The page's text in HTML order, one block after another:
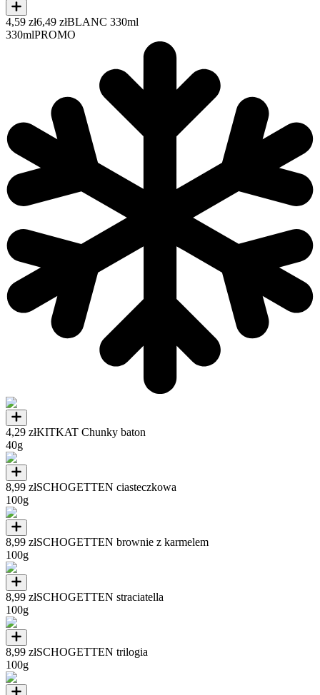
4,59 zł6,49 złBLANC 330ml
330mlPROMO
4,29 złKITKAT Chunky baton
40g
8,99 złSCHOGETTEN ciasteczkowa
100g
8,99 złSCHOGETTEN brownie z karmelem
100g
8,99 złSCHOGETTEN straciatella
100g
8,99 złSCHOGETTEN trilogia
100g